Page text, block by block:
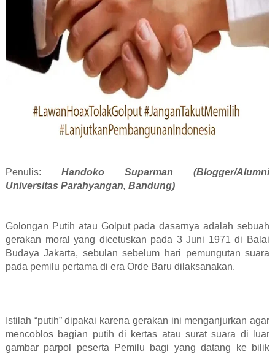
Penulis: Handoko Suparman (Blogger/Alumni
Universitas Parahyangan, Bandung)
Golongan Putih atau Golput pada dasarnya adalah sebuah
gerakan moral yang dicetuskan pada 3 Juni 1971 di Balai
Budaya Jakarta, sebulan sebelum hari pemungutan suara
pada pemilu pertama di era Orde Baru dilaksanakan.
Istilah “putih” dipakai karena gerakan ini menganjurkan agar
mencoblos bagian putih di kertas atau surat suara di luar
gambar parpol peserta Pemilu bagi yang datang ke bilik